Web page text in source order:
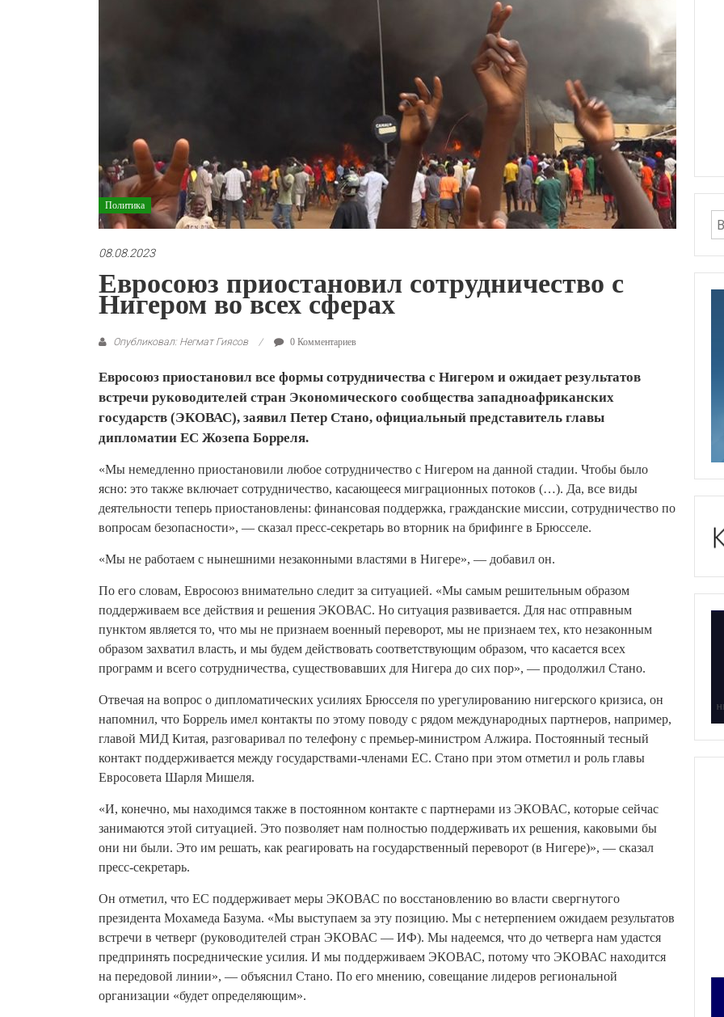
Политика
08.08.2023
Евросоюз приостановил сотрудничество с
Нигером во всех сферах
Опубликовал: Негмат Гиясов 0 Комментариев
Евросоюз приостановил все формы сотрудничества с Нигером и ожидает результатов
встречи руководителей стран Экономического сообщества западноафриканских
государств (ЭКОВАС), заявил Петер Стано, официальный представитель главы
дипломатии ЕС Жозепа Борреля.
«Мы немедленно приостановили любое сотрудничество с Нигером на данной стадии. Чтобы было
ясно: это также включает сотрудничество, касающееся миграционных потоков (…). Да, все виды
деятельности теперь приостановлены: финансовая поддержка, гражданские миссии, сотрудничество по
вопросам безопасности», — сказал пресс-секретарь во вторник на брифинге в Брюсселе.
«Мы не работаем с нынешними незаконными властями в Нигере», — добавил он.
По его словам, Евросоюз внимательно следит за ситуацией. «Мы самым решительным образом
поддерживаем все действия и решения ЭКОВАС. Но ситуация развивается. Для нас отправным
пунктом является то, что мы не признаем военный переворот, мы не признаем тех, кто незаконным
образом захватил власть, и мы будем действовать соответствующим образом, что касается всех
программ и всего сотрудничества, существовавших для Нигера до сих пор», — продолжил Стано.
Отвечая на вопрос о дипломатических усилиях Брюсселя по урегулированию нигерского кризиса, он
напомнил, что Боррель имел контакты по этому поводу с рядом международных партнеров, например,
главой МИД Китая, разговаривал по телефону с премьер-министром Алжира. Постоянный тесный
контакт поддерживается между государствами-членами ЕС. Стано при этом отметил и роль главы
Евросовета Шарля Мишеля.
«И, конечно, мы находимся также в постоянном контакте с партнерами из ЭКОВАС, которые сейчас
занимаются этой ситуацией. Это позволяет нам полностью поддерживать их решения, каковыми бы
они ни были. Это им решать, как реагировать на государственный переворот (в Нигере)», — сказал
пресс-секретарь.
Он отметил, что ЕС поддерживает меры ЭКОВАС по восстановлению во власти свергнутого
президента Мохамеда Базума. «Мы выступаем за эту позицию. Мы с нетерпением ожидаем результатов
встречи в четверг (руководителей стран ЭКОВАС — ИФ). Мы надеемся, что до четверга нам удастся
предпринять посреднические усилия. И мы поддерживаем ЭКОВАС, потому что ЭКОВАС находится
на передовой линии», — объяснил Стано. По его мнению, совещание лидеров региональной
организации «будет определяющим».